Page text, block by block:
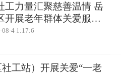
工力量汇聚慈善温情 岳
开展老年群体关爱服务
08-4 1:17:6
工站）开展关爱“一老